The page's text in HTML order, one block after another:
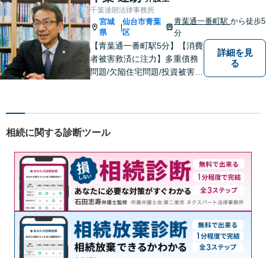
を踏み出す手助けをしたいと
思っております。【完全個室
で相談可】
千葉達朗法律事務所
宮城
県
仙台市青葉
区
青葉通一番町駅から徒歩5
分
【青葉通一番町駅5分】【消費
者被害救済に注力】多重債務
問題/欠陥住宅問題/投資被害問
意向を最大限汲み取るべく、
の整備に努めています。
詳細を見
る
相続に関する診断ツール